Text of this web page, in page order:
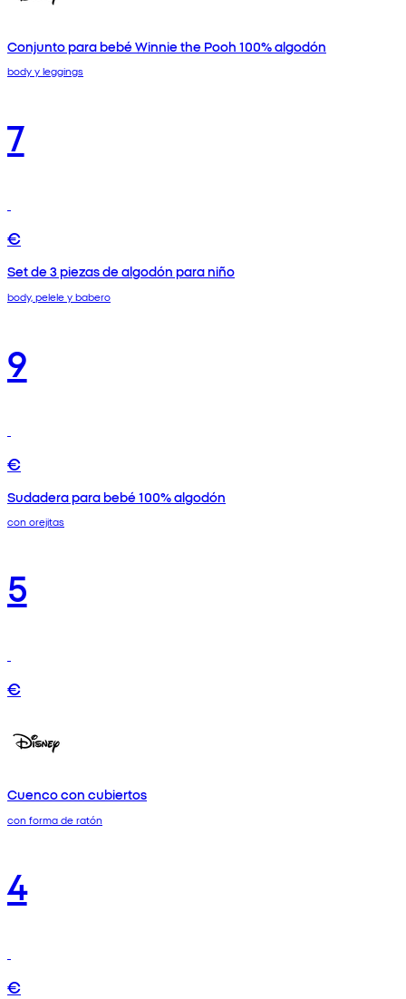
Conjunto para bebé Winnie the Pooh 100% algodón
body y leggings
7
€
Set de 3 piezas de algodón para niño
body, pelele y babero
9
€
Sudadera para bebé 100% algodón
con orejitas
5
€
Cuenco con cubiertos
con forma de ratón
4
€